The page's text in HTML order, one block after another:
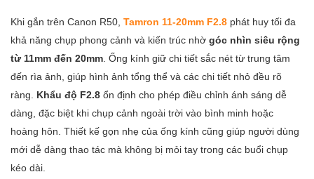
Khi gắn trên Canon R50, Tamron 11-20mm F2.8 phát huy tối đa
khả năng chụp phong cảnh và kiến trúc nhờ góc nhìn siêu rộng
từ 11mm đến 20mm. Ống kính giữ chi tiết sắc nét từ trung tâm
đến rìa ảnh, giúp hình ảnh tổng thể và các chi tiết nhỏ đều rõ
ràng. Khẩu độ F2.8 ổn định cho phép điều chỉnh ánh sáng dễ
dàng, đặc biệt khi chụp cảnh ngoài trời vào bình minh hoặc
hoàng hôn. Thiết kế gọn nhẹ của ống kính cũng giúp người dùng
mới dễ dàng thao tác mà không bị mỏi tay trong các buổi chụp
kéo dài.